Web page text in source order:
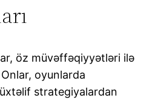
öz müvəffəqiyyətləri ilə
oyunlarda
strategiyalardan